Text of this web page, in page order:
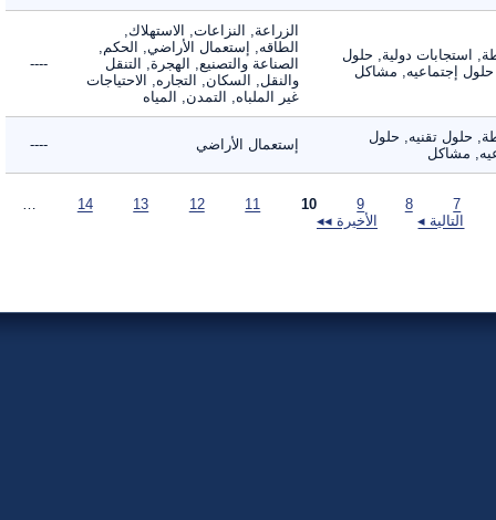
استجابات دولية, حلول
إجتماعيه, مشاكل
الزراعة, النزاعات, الاستهلاك,
الطاقه, إستعمال الأراضي, الحكم,
الصناعة والتصنيع, الهجرة, التنقل
والنقل, السكان, التجاره, الاحتياجات
غير الملباه, التمدن, المياه
----
حلول تقنيه, حلول
مشاكل
إستعمال الأراضي ----
التالية ◂
الأخيرة ◂◂